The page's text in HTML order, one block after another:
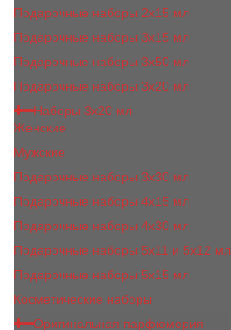
Подарочные наборы 2x15 мл
Подарочные наборы 3х15 мл
Подарочные наборы 3x50 мл
Подарочные наборы 3x20 мл
Наборы 3х20 мл
Женские
Мужские
Подарочные наборы 3х30 мл
Подарочные наборы 4x15 мл
Подарочные наборы 4x30 мл
Подарочные наборы 5x11 и 5х12 мл
Подарочные наборы 5x15 мл
Косметические наборы
Оригинальная парфюмерия